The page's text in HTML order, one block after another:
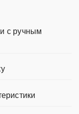
с ручным